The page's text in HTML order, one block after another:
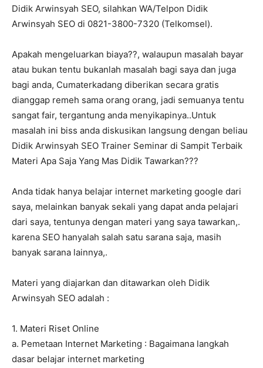
Didik Arwinsyah SEO, silahkan WA/Telpon Didik
Arwinsyah SEO di 0821-3800-7320 (Telkomsel).
Apakah mengeluarkan biaya??, walaupun masalah bayar
atau bukan tentu bukanlah masalah bagi saya dan juga
bagi anda, Cumaterkadang diberikan secara gratis
dianggap remeh sama orang orang, jadi semuanya tentu
sangat fair, tergantung anda menyikapinya..Untuk
masalah ini biss anda diskusikan langsung dengan beliau
Didik Arwinsyah SEO Trainer Seminar di Sampit Terbaik
Materi Apa Saja Yang Mas Didik Tawarkan???
Anda tidak hanya belajar internet marketing google dari
saya, melainkan banyak sekali yang dapat anda pelajari
dari saya, tentunya dengan materi yang saya tawarkan,.
karena SEO hanyalah salah satu sarana saja, masih
banyak sarana lainnya,.
Materi yang diajarkan dan ditawarkan oleh Didik
Arwinsyah SEO adalah :
1. Materi Riset Online
a. Pemetaan Internet Marketing : Bagaimana langkah
dasar belajar internet marketing